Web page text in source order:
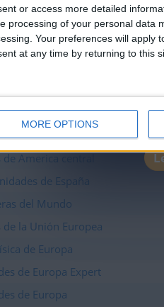
or access more detailed
processing of your personal data
Your preferences will apply
at any time by returning to this
MORE OPTIONS
Nombre
de Mundo
de America central
de España
del Mundo
de la Unión Europea
de Europa
de Europa Expert
de Europa